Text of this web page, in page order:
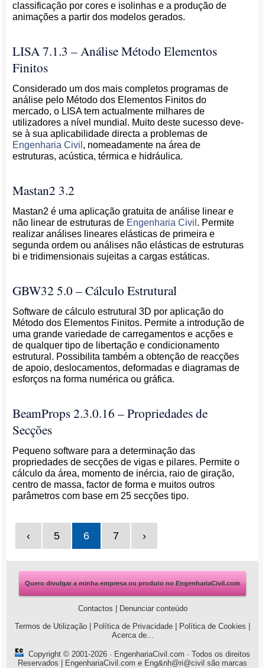
classificação por cores e isolinhas e a produção de
animações a partir dos modelos gerados.
LISA 7.1.3 – Análise Método Elementos
Finitos
Considerado um dos mais completos programas de
análise pelo Método dos Elementos Finitos do
mercado, o LISA tem actualmente milhares de
utilizadores a nível mundial. Muito deste sucesso deve-
se à sua aplicabilidade directa a problemas de
Engenharia Civil , nomeadamente na área de
estruturas, acústica, térmica e hidráulica.
Mastan2 3.2
Mastan2 é uma aplicação gratuita de análise linear e
não linear de estruturas de Engenharia Civil . Permite
realizar análises lineares elásticas de primeira e
segunda ordem ou análises não elásticas de estruturas
bi e tridimensionais sujeitas a cargas estáticas.
GBW32 5.0 – Cálculo Estrutural
Software de cálculo estrutural 3D por aplicação do
Método dos Elementos Finitos. Permite a introdução de
uma grande variedade de carregamentos e acções e
de qualquer tipo de libertação e condicionamento
estrutural. Possibilita também a obtenção de reacções
de apoio, deslocamentos, deformadas e diagramas de
esforços na forma numérica ou gráfica.
BeamProps 2.3.0.16 – Propriedades de
Secções
Pequeno software para a determinação das
propriedades de secções de vigas e pilares. Permite o
cálculo da área, momento de inércia, raio de giração,
centro de massa, factor de forma e muitos outros
parâmetros com base em 25 secções tipo.
‹ 5 6 7 ›
Quero divulgar a minha empresa ou produto no EngenhariaCivil.com
Contactos
Denunciar conteúdo
Termos de Utilização
Política de Privacidade Política de Cookies
Acerca de...
Copyright © 2001-2026 · EngenhariaCivil.com · Todos os direitos
Reservados | EngenhariaCivil.com e Eng&nh@ri@civil são marcas